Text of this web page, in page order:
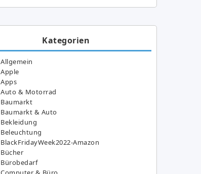
Kategorien
Allgemein
Apple
Apps
Auto & Motorrad
Baumarkt
Baumarkt & Auto
Bekleidung
Beleuchtung
BlackFridayWeek2022-Amazon
Bücher
Bürobedarf